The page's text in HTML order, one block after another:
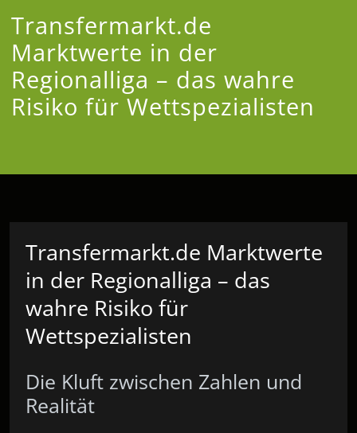
Transfermarkt.de
Marktwerte in der
Regionalliga – das wahre
Risiko für Wettspezialisten
Transfermarkt.de Marktwerte
in der Regionalliga – das
wahre Risiko für
Wettspezialisten
Die Kluft zwischen Zahlen und
Realität